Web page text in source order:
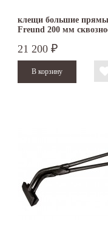
клещи большие
Freund 200 мм
21 200 ₽